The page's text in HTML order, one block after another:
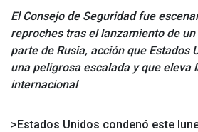
El Consejo de Seguridad fue
reproches tras el lanzamiento de
parte de Rusia, acción que Estados
una peligrosa escalada y que eleva
internacional
>Estados Unidos condenó este